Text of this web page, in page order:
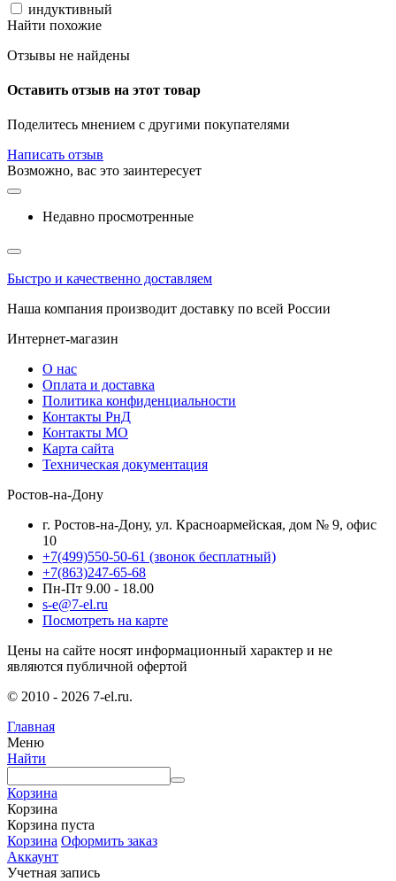
индуктивный
Найти похожие
Отзывы не найдены
Оставить отзыв на этот товар
Поделитесь мнением с другими покупателями
Написать отзыв
Возможно, вас это заинтересует
Недавно просмотренные
Быстро и качественно доставляем
Наша компания производит доставку по всей России
Интернет-магазин
О нас
Оплата и доставка
Политика конфиденциальности
Контакты РнД
Контакты МО
Карта сайта
Техническая документация
Ростов-на-Дону
г. Ростов-на-Дону, ул. Красноармейская, дом № 9, офис
10
+7(499)550-50-61 (звонок бесплатный)
+7(863)247-65-68
Пн-Пт 9.00 - 18.00
s-e@7-el.ru
Посмотреть на карте
Цены на сайте носят информационный характер и не
являются публичной офертой
© 2010 - 2026 7-el.ru.
Главная
Меню
Найти
Корзина
Корзина
Корзина пуста
Корзина Оформить заказ
Аккаунт
Учетная запись